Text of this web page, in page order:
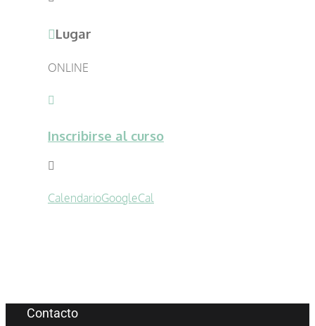
Lugar
ONLINE
Inscribirse al curso
CalendarioGoogleCal
Contacto